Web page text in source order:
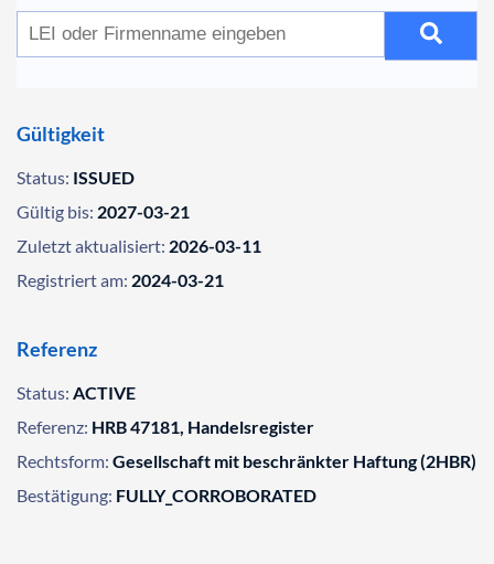
Gültigkeit
Status: ISSUED
Gültig bis: 2027-03-21
Zuletzt aktualisiert: 2026-03-11
Registriert am: 2024-03-21
Referenz
Status: ACTIVE
Referenz: HRB 47181, Handelsregister
Rechtsform: Gesellschaft mit beschränkter Haftung (2HBR)
Bestätigung: FULLY_CORROBORATED